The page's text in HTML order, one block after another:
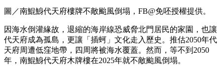
圖／南鯤鯓代天府樓牌不敵颱風倒塌，FB@免呸授權提供。
因海水倒灌緣故，退縮的海岸線恐威脅北門居民的家園，也讓
代天府成為孤島，更讓「插蚵」文化走入歷史。推估2050年代
天府周遭低窪地帶，四周將被海水覆蓋。然而，等不到2050
年，南鯤鯓代天府木牌樓在2025年就不敵颱風倒塌。